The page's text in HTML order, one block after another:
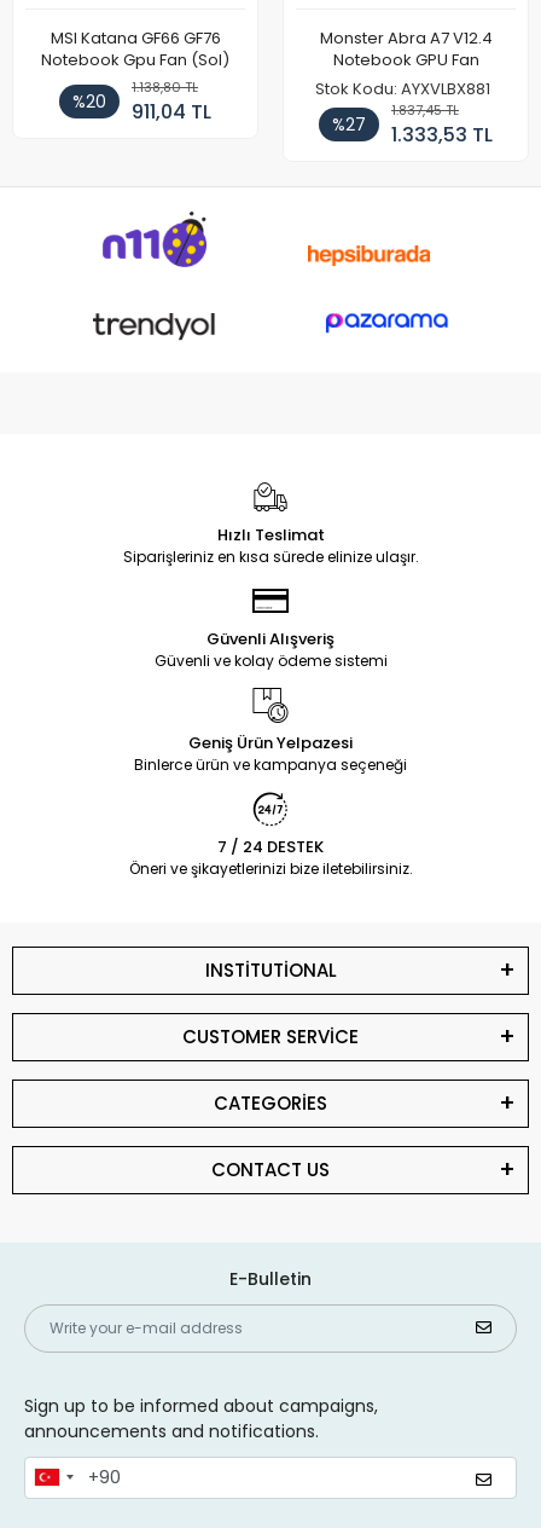
MSI Katana GF66 GF76
Notebook Gpu Fan (Sol)
%20
1.138,80 TL
911,04 TL
Monster Abra A7 V12.4
Notebook GPU Fan
Stok Kodu: AYXVLBX881
%27
1.837,45 TL
1.333,53 TL
Hızlı Teslimat
Siparişleriniz en kısa sürede elinize ulaşır.
Güvenli Alışveriş
Güvenli ve kolay ödeme sistemi
Geniş Ürün Yelpazesi
Binlerce ürün ve kampanya seçeneği
7 / 24 DESTEK
Öneri ve şikayetlerinizi bize iletebilirsiniz.
INSTİTUTİONAL
CUSTOMER SERVİCE
CATEGORİES
CONTACT US
E-Bulletin
Sign up to be informed about campaigns,
announcements and notifications.